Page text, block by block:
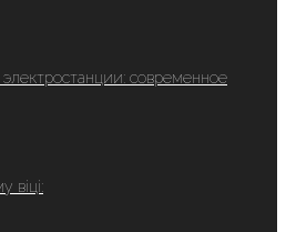
современное
віці: